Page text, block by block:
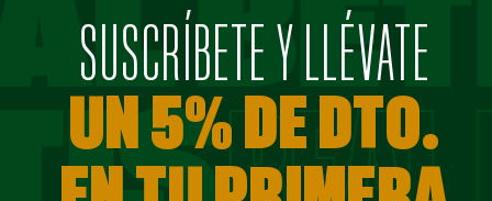
SUSCRÍBETE Y LLÉVATE
UN 5% DE DTO.